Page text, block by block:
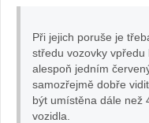
Při jejich poruše je
středu vozovky
alespoň jedním
samozřejmě dobře
být umístěna dále než
vozidla.